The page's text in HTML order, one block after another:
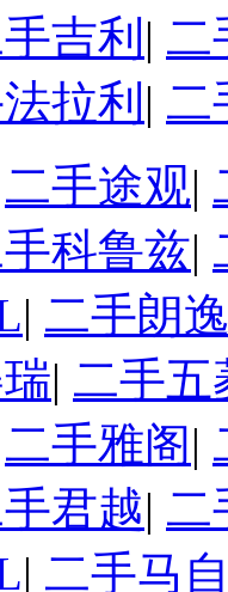
吉利 | 二
拉利 | 二
二手途观|
科鲁兹|
| 二手朗
| 二手五
二手雅阁|
君越| 二
| 二手马